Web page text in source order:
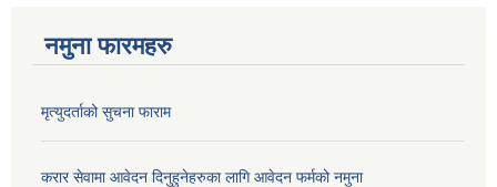
नमुना फारमहरु
मृत्युदर्ताको सुचना फाराम
करार सेवामा आवेदन दिनुहुनेहरुका लागि आवेदन फर्मको नमुना